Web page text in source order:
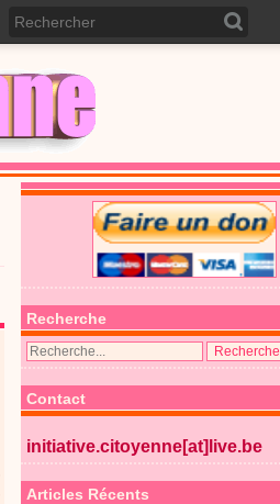
Recherche
Contact
initiative.citoyenne[at]live.be
Articles Récents